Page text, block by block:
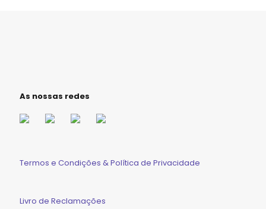
As nossas redes
Termos e Condições & Política de Privacidade
Livro de Reclamações